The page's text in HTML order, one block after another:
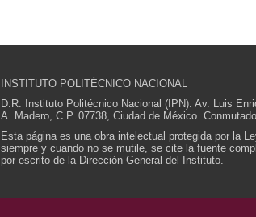
INSTITUTO POLITÉCNICO NACIONAL
D.R. Instituto Politécnico Nacional (IPN). Av. Luis
A. Madero, C.P. 07738, Ciudad de México.
Esta página es una obra intelectual protegida por la
siempre y cuando no se mutile, se cite la fuente
por escrito de la Dirección General del Instituto.